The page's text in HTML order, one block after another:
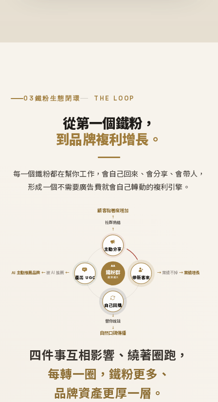
03 鐵粉生態閉環 THE LOOP
從第一個鐵粉，
到品牌複利增長。
每一個鐵粉都在幫你工作，會自己回來、會分享、會帶人，
形成一個不需要廣告費就會自己轉動的複利引擎。
鐵粉群
越滾越大
主動分享
↑
社群熱絡
↑
顧客黏著度增加
帶新客來
→業績不掉 →業績增長
自己回購
↓
替你說話
↓
自然口碑傳播
產出 UGC
AI 主動推薦品牌←被 AI 推薦 ←
四件事互相影響、繞著圈跑，
每轉一圈，鐵粉更多、
品牌資產更厚一層。